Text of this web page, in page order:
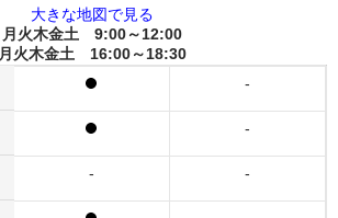
大きな地図で見る
月火木金土 9:00～12:00
月火木金土 16:00～18:30
-
-
-
-